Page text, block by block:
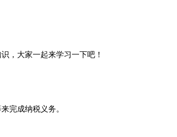
，大家一起来学习一下吧！
完成纳税义务。